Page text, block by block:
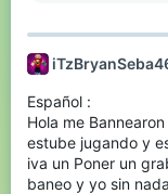
Español :
Hola me
estube jugando y
iva un Poner un
baneo y yo sin